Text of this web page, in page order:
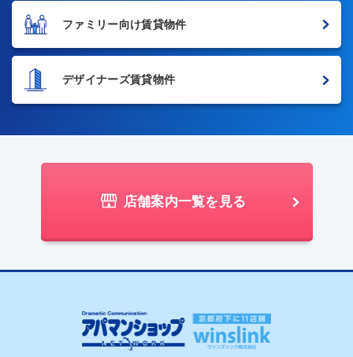
ファミリー向け賃貸物件
デザイナーズ賃貸物件
店舗案内一覧を見る